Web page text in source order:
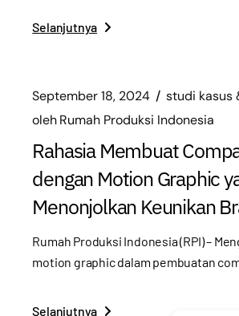
Selanjutnya
September 18, 2024
studi kasus
olehRumah Produksi Indonesia
Rahasia Membuat
dengan Motion Graphic
Menonjolkan Keunikan
Rumah Produksi Indonesia (RPI) –
motion graphic dalam pembuatan
Selanjutnya